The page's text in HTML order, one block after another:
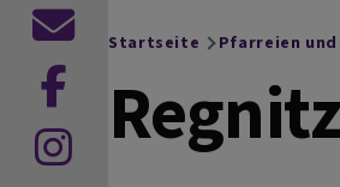
Breadcrumb
Startseite Pfarreien
Kontaktformular
zu
Facebook
zu